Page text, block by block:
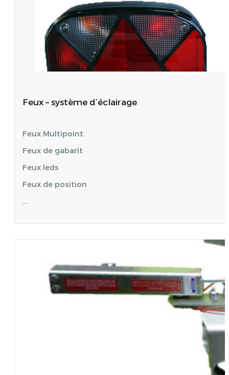
Feux – système d’éclairage
Feux Multipoint
Feux de gabarit
Feux leds
Feux de position
…